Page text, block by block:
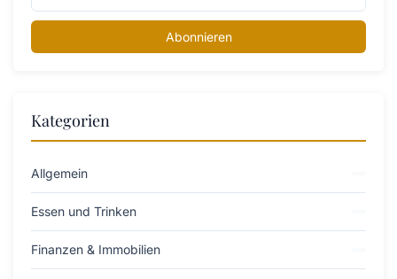
Abonnieren
Kategorien
Allgemein
Essen und Trinken
Finanzen & Immobilien